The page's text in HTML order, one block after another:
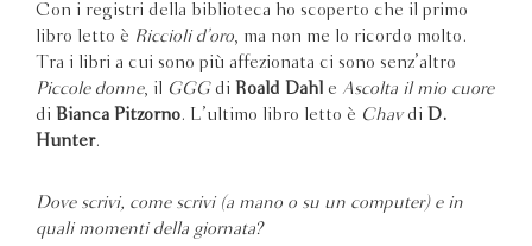
Con i registri della biblioteca ho scoperto che il primo
libro letto è Riccioli d’oro , ma non me lo ricordo molto.
Tra i libri a cui sono più affezionata ci sono senz’altro
Piccole donne, il GGGdi Roald Dahl e Ascolta il mio cuore
di Bianca Pitzorno. L’ultimo libro letto è Chavdi
D.
Hunter.
Dove scrivi, come scrivi (a mano o su un computer) e in
quali momenti della giornata?